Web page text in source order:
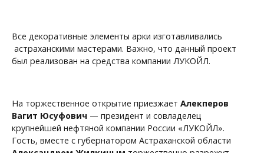
Все декоративные элементы арки изготавливались
астраханскими мастерами. Важно, что данный проект
был реализован на средства компании ЛУКОЙЛ.
На торжественное открытие приезжает Алекперов
Вагит Юсуфович — президент и совладелец
крупнейшей нефтяной компании России «ЛУКОЙЛ».
Гость, вместе с губернатором Астраханской области